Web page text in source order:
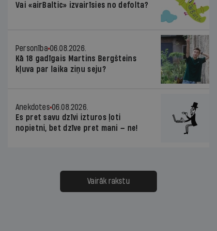
Vai «airBaltic» izvairīsies no defolta?
Personība 06.08.2026.
Kā 18 gadīgais Martins Bergšteins
kļuva par laika ziņu seju?
Anekdotes 06.08.2026.
Es pret savu dzīvi izturos ļoti
nopietni, bet dzīve pret mani — ne!
Vairāk rakstu